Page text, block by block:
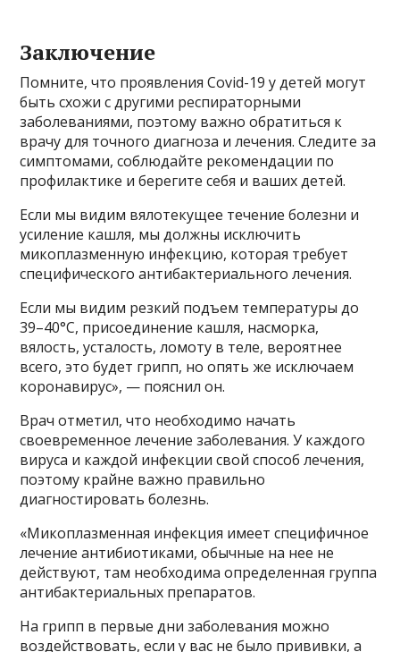
Заключение
Помните, что проявления Covid-19 у детей могут
быть схожи с другими респираторными
заболеваниями, поэтому важно обратиться к
врачу для точного диагноза и лечения. Следите за
симптомами, соблюдайте рекомендации по
профилактике и берегите себя и ваших детей.
Если мы видим вялотекущее течение болезни и
усиление кашля, мы должны исключить
микоплазменную инфекцию, которая требует
специфического антибактериального лечения.
Если мы видим резкий подъем температуры до
39–40°C, присоединение кашля, насморка,
вялость, усталость, ломоту в теле, вероятнее
всего, это будет грипп, но опять же исключаем
коронавирус», — пояснил он.
Врач отметил, что необходимо начать
своевременное лечение заболевания. У каждого
вируса и каждой инфекции свой способ лечения,
поэтому крайне важно правильно
диагностировать болезнь.
«Микоплазменная инфекция имеет специфичное
лечение антибиотиками, обычные на нее не
действуют, там необходима определенная группа
антибактериальных препаратов.
На грипп в первые дни заболевания можно
воздействовать, если у вас не было прививки, а